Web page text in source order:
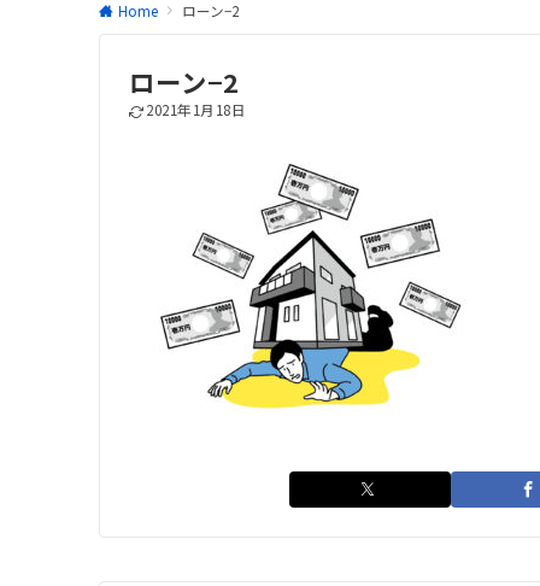
Home ローン−2
ローン−2
2021年1月18日